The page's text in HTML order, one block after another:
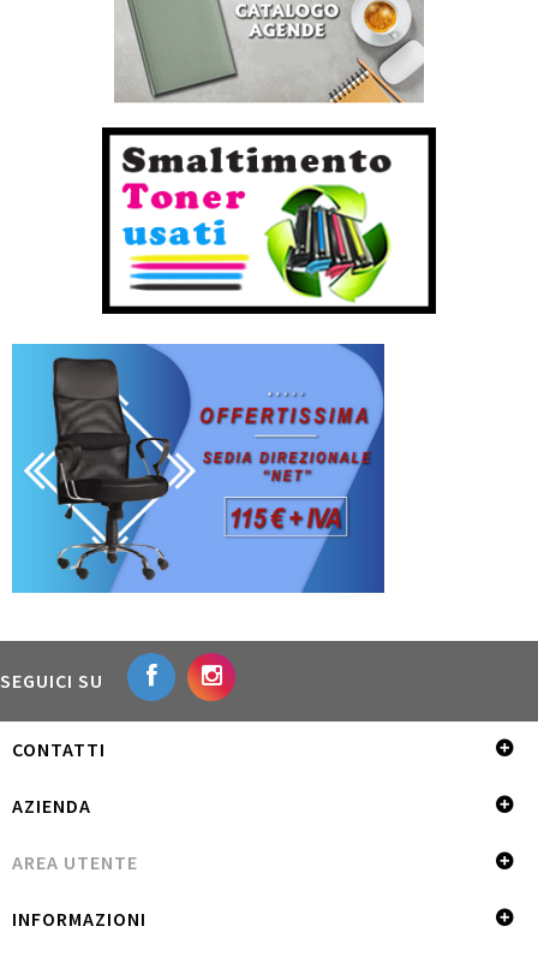
SEGUICI SU
CONTATTI
AZIENDA
AREA UTENTE
INFORMAZIONI